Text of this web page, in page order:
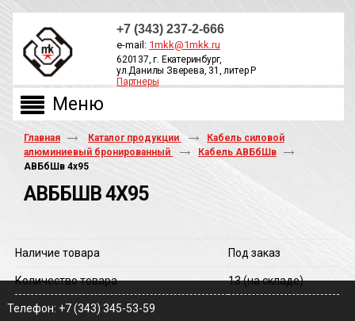
+7 (343) 237-2-666
e-mail: 1mkk@1mkk.ru
620137, г. Екатеринбург,
ул.Данилы Зверева, 31, литер Р
Партнеры
Главная Каталог продукции
Кабель силовой
алюминиевый бронированный
Кабель АВБбШв
АВБбШв 4х95
АВББШВ 4Х95
Наличие товара Под заказ
Количество товара 13(на складе)
Телефон: +7 (343) 345-53-59